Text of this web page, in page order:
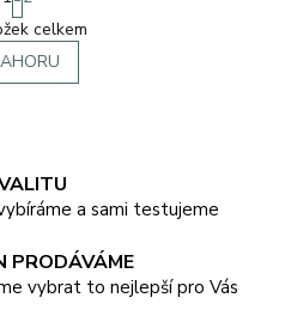
O
v
l
á
í
p
r
k
y
r
á
n
k
í
celkem
a sami testujeme
PRODÁVÁME
vybrat to nejlepší pro Vás